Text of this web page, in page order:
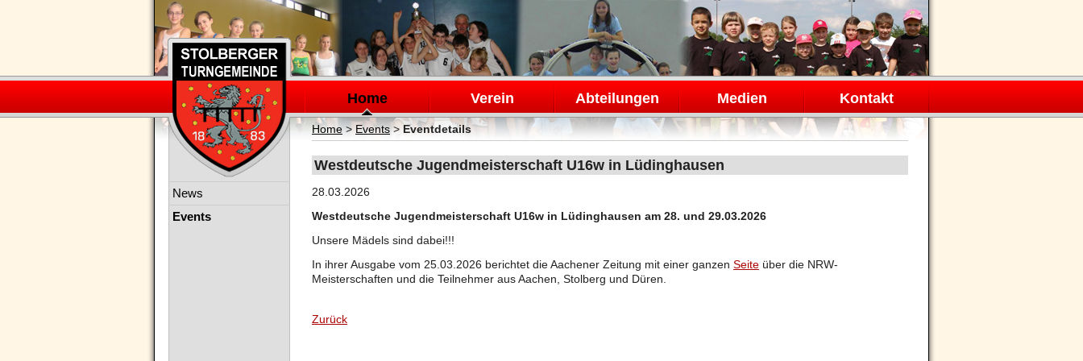
Navigation
überspringen
Home Verein Abteilungen Medien Kontakt
Home> Events> Eventdetails
Westdeutsche Jugendmeisterschaft U16w in Lüdinghausen
28.03.2026
Westdeutsche Jugendmeisterschaft U16w in Lüdinghausen am 28. und 29.03.2026
Unsere Mädels sind dabei!!!
In ihrer Ausgabe vom 25.03.2026 berichtet die Aachener Zeitung mit einer ganzen Seite über die NRW-
Meisterschaften und die Teilnehmer aus Aachen, Stolberg und Düren.
Zurück
Navigation
News
Events